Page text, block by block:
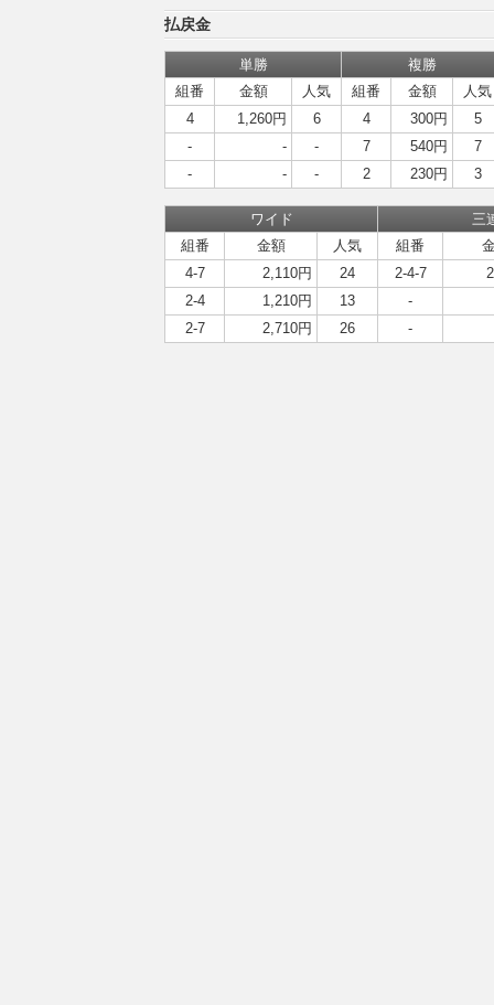
払戻金
単勝
複勝
組番
金額 人気 組番 金額
人気
4
1,260円 6 4 300円
5
-
- - 7 540円
7
-
- - 2 230円 3
ワイド
三
組番
金額 人気 組番
4-7
2,110円 24 2-4-7
2-4
1,210円 13
-
2-7
2,710円 26 -